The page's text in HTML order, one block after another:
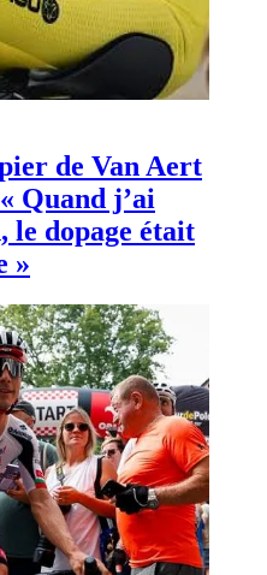
de Van Aert
Quand j’ai
le dopage était
»